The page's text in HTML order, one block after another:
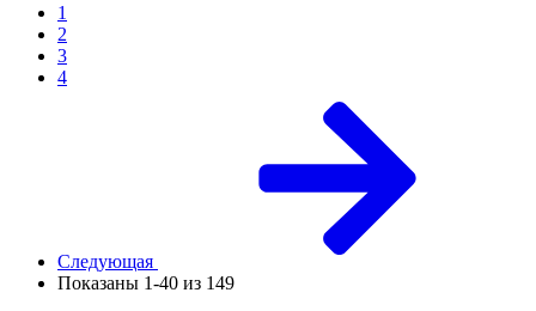
1
2
3
4
Следующая
Показаны 1-40 из 149